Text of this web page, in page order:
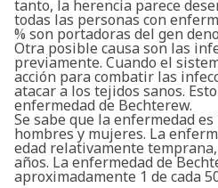
tanto, la herencia parece
todas las personas con
% son portadoras del gen
Otra posible causa son las
previamente. Cuando el
acción para combatir las
atacar a los tejidos sanos.
enfermedad de Bechterew.
Se sabe que la enfermedad
hombres y mujeres. La
edad relativamente
años. La enfermedad de
aproximadamente 1 de cada